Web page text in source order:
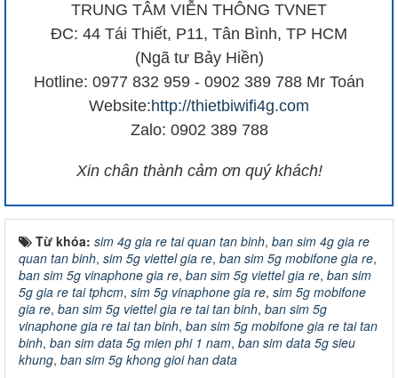
TRUNG TÂM VIỄN THÔNG TVNET
ĐC: 44 Tái Thiết, P11, Tân Bình, TP HCM
(Ngã tư Bảy Hiền)
Hotline: 0977 832 959 - 0902 389 788 Mr Toán
Website:http://thietbiwifi4g.com
Zalo: 0902 389 788​
Xin chân thành cảm ơn quý khách!
Từ khóa: sim 4g gia re tai quan tan binh, ban sim 4g gia re
quan tan binh, sim 5g viettel gia re, ban sim 5g mobifone gia re,
ban sim 5g vinaphone gia re, ban sim 5g viettel gia re, ban sim
5g gia re tai tphcm, sim 5g vinaphone gia re, sim 5g mobifone
gia re, ban sim 5g viettel gia re tai tan binh, ban sim 5g
vinaphone gia re tai tan binh, ban sim 5g mobifone gia re tai tan
binh, ban sim data 5g mien phi 1 nam, ban sim data 5g sieu
khung, ban sim 5g khong gioi han data